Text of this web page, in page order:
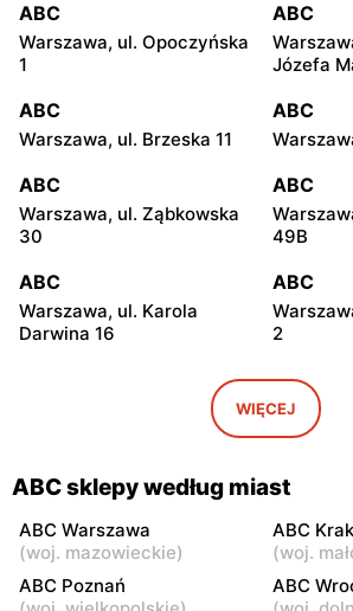
ABC
Warszawa, ul. Opoczyńska
1
ABC
Józefa
ABC
Warszawa, ul. Brzeska 11
ABC
ABC
Warszawa, ul. Ząbkowska
30
ABC
49B
ABC
Warszawa, ul. Karola
Darwina 16
ABC
2
ABC
9
ABC
Warszawa, ul. Grochowska
321
ABC
ABC
Warszawa, ul. Kowieńska
ABC
WIĘCEJ
ABC sklepy według miast
ABC Warszawa
(woj. mazowieckie)
ABC
(woj.
ABC Poznań
ABC